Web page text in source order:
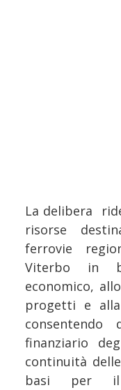
La delibera
risorse
ferrovie
Viterbo in
economico,
progetti e
finanziario
continuità
basi per il